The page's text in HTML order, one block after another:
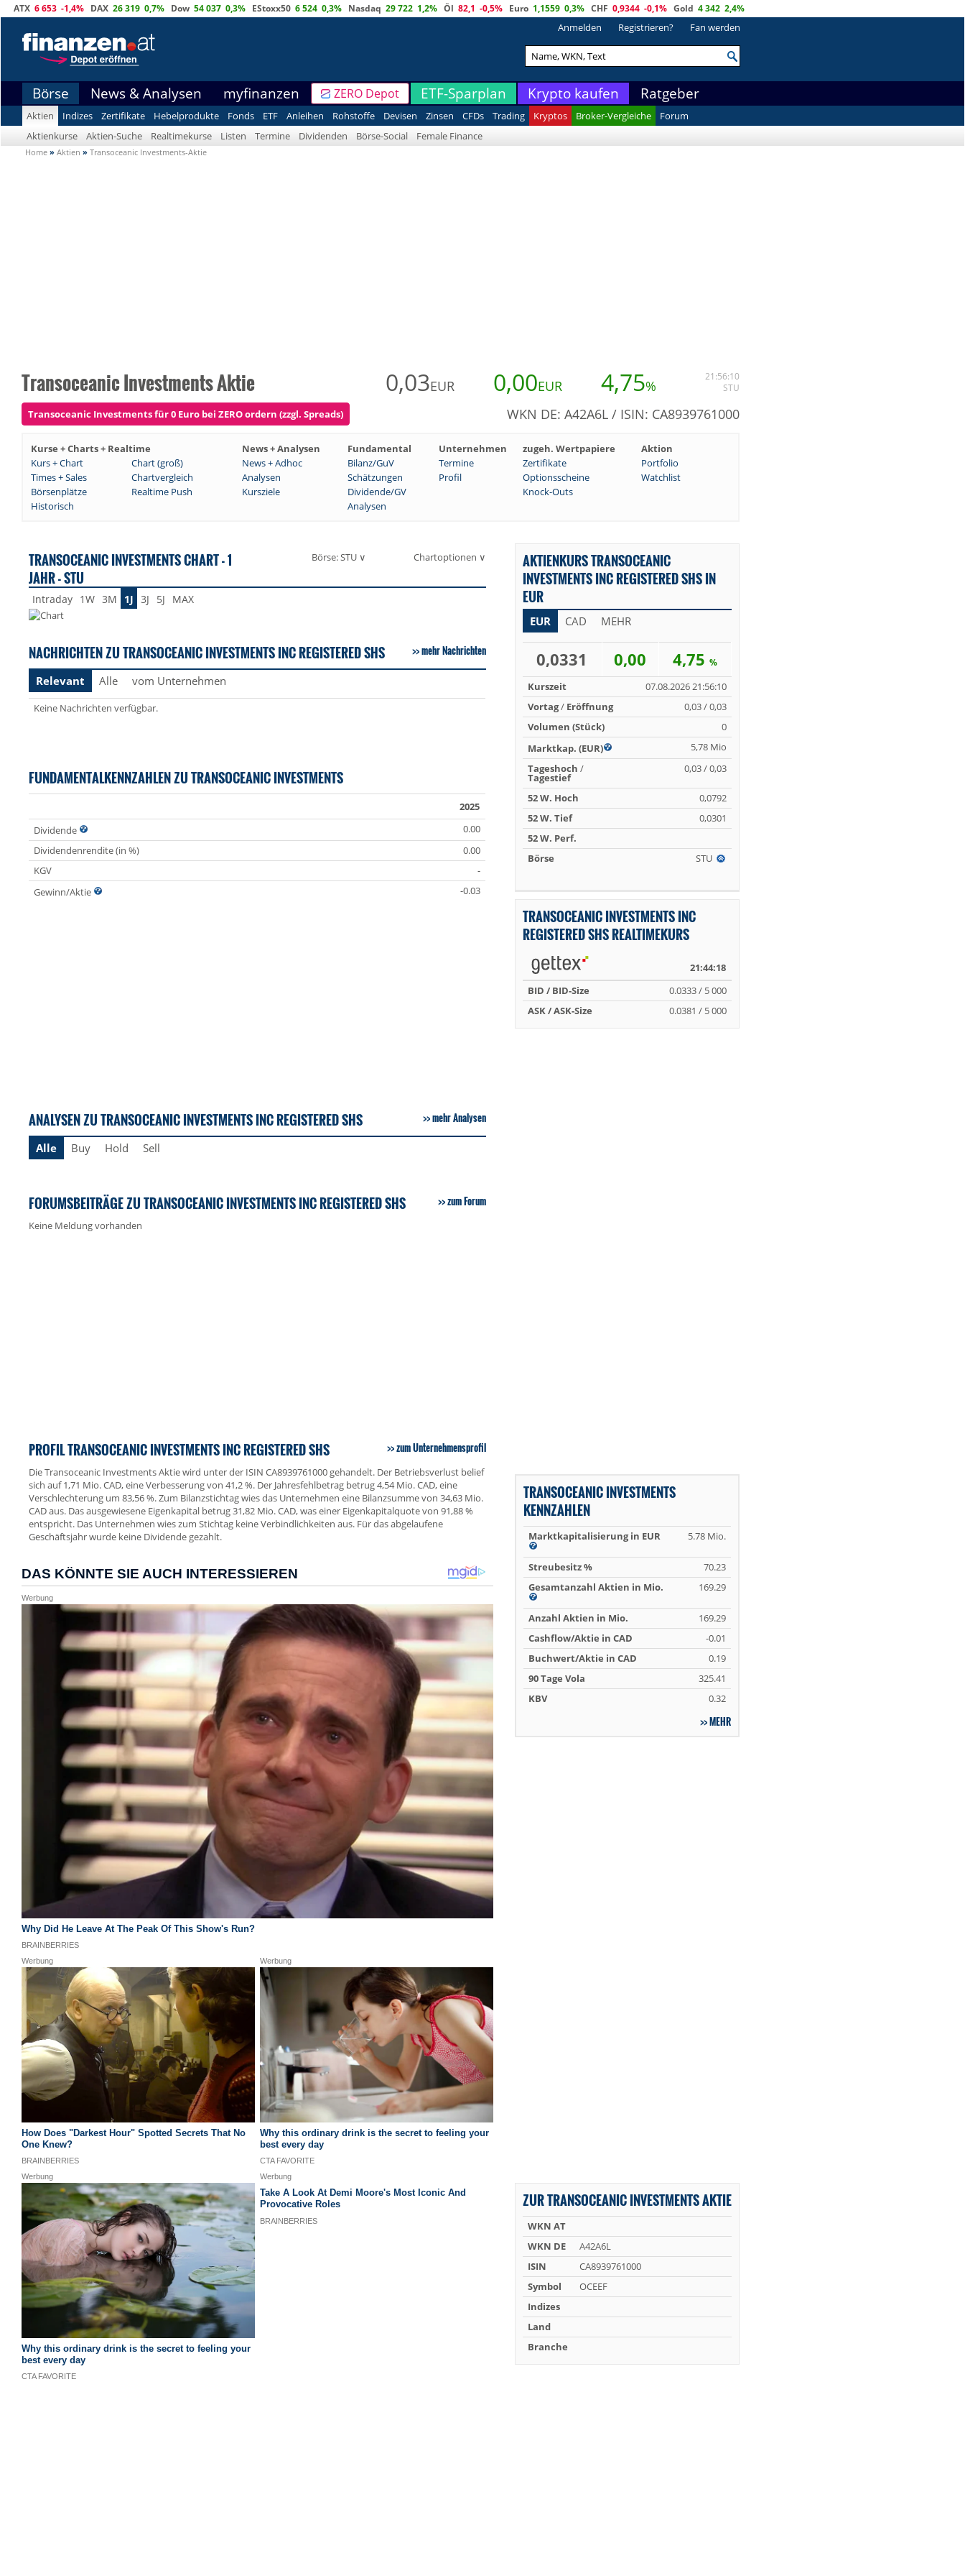
ATX 6 653 -1,4% DAX 26 319 0,7% Dow 54 037 0,3% EStoxx50 6 524 0,3% Nasdaq 29 722 1,2% Öl 82,1 -0,5% Euro 1,1559 0,3% CHF 0,9344 -0,1% Gold 4 342 2,4%
Anmelden Registrieren? Fan werden
Börse News & Analysen myfinanzen ZERO Depot ETF-Sparplan Krypto kaufen Ratgeber
Aktien Indizes Zertifikate Hebelprodukte Fonds ETF Anleihen Rohstoffe Devisen Zinsen CFDs Trading Kryptos Broker-Vergleiche
Forum
Aktienkurse
Aktien-Suche Realtimekurse Listen Termine Dividenden Börse-Social Female Finance
Home » Aktien » Transoceanic Investments-Aktie
Transoceanic Investments Aktie 0,03EUR 0,00EUR 4,75%
21:56:10
STU
Transoceanic Investments für 0 Euro bei ZERO ordern (zzgl. Spreads) WKN DE: A42A6L / ISIN: CA8939761000
Kurse + Charts + Realtime News + Analysen Fundamental Unternehmen zugeh. Wertpapiere
Aktion
Kurs + Chart
Chart (groß) News + Adhoc Bilanz/GuV Termine Zertifikate
Portfolio
Times + Sales
Chartvergleich Analysen Schätzungen Profil Optionsscheine
Watchlist
Börsenplätze
Realtime Push Kursziele Dividende/GV
Knock-Outs
Historisch
Analysen
TRANSOCEANIC INVESTMENTS CHART - 1
JAHR - STU
Börse: STU ∨ Chartoptionen ∨
Intraday 1W 3M 1J 3J 5J MAX
NACHRICHTEN ZU TRANSOCEANIC INVESTMENTS INC REGISTERED SHS mehr Nachrichten
Relevant Alle vom Unternehmen
Keine Nachrichten verfügbar.
FUNDAMENTALKENNZAHLEN ZU TRANSOCEANIC INVESTMENTS
2025
Dividende
0.00
Dividendenrendite (in %)
0.00
KGV
-
Gewinn/Aktie
-0.03
ANALYSEN ZU TRANSOCEANIC INVESTMENTS INC REGISTERED SHS mehr Analysen
Alle Buy Hold Sell
FORUMSBEITRÄGE ZU TRANSOCEANIC INVESTMENTS INC REGISTERED SHS zum Forum
Keine Meldung vorhanden
PROFIL TRANSOCEANIC INVESTMENTS INC REGISTERED SHS zum Unternehmensprofil
Die Transoceanic Investments Aktie wird unter der ISIN CA8939761000 gehandelt. Der Betriebsverlust belief
sich auf 1,71 Mio. CAD, eine Verbesserung von 41,2 %. Der Jahresfehlbetrag betrug 4,54 Mio. CAD, eine
Verschlechterung um 83,56 %. Zum Bilanzstichtag wies das Unternehmen eine Bilanzsumme von 34,63 Mio.
CAD aus. Das ausgewiesene Eigenkapital betrug 31,82 Mio. CAD, was einer Eigenkapitalquote von 91,88 %
entspricht. Das Unternehmen wies zum Stichtag keine Verbindlichkeiten aus. Für das abgelaufene
Geschäftsjahr wurde keine Dividende gezahlt.
AKTIENKURS TRANSOCEANIC
INVESTMENTS INC REGISTERED SHS IN
EUR
EUR CAD MEHR
0,0331 0,00 4,75 %
Kurszeit
07.08.2026 21:56:10
Vortag/ Eröffnung
0,03 / 0,03
Volumen (Stück)
0
Marktkap. (EUR)
5,78 Mio
Tageshoch /
Tagestief
0,03 / 0,03
52 W. Hoch
0,0792
52 W. Tief
0,0301
52 W. Perf.
Börse
STU
TRANSOCEANIC INVESTMENTS INC
REGISTERED SHS REALTIMEKURS
21:44:18
BID / BID-Size
0.0333 / 5 000
ASK / ASK-Size
0.0381 / 5 000
TRANSOCEANIC INVESTMENTS
KENNZAHLEN
Marktkapitalisierung in EUR 5.78 Mio.
Streubesitz %
70.23
Gesamtanzahl Aktien in Mio.
169.29
Anzahl Aktien in Mio.
169.29
Cashflow/Aktie in CAD
-0.01
Buchwert/Aktie in CAD
0.19
90 Tage Vola
325.41
KBV
0.32
MEHR
ZUR TRANSOCEANIC INVESTMENTS AKTIE
WKN AT
WKN DE
A42A6L
ISIN
CA8939761000
Symbol
OCEEF
Indizes
Land
Branche